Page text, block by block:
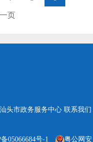
页
头市政务服务中心 联系我们
05066684号-1 粤公网安